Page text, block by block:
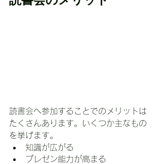
読書会へ参加することでのメリットは
たくさんあります。いくつか主なもの
を挙げます。
知識が広がる
プレゼン能力が高まる